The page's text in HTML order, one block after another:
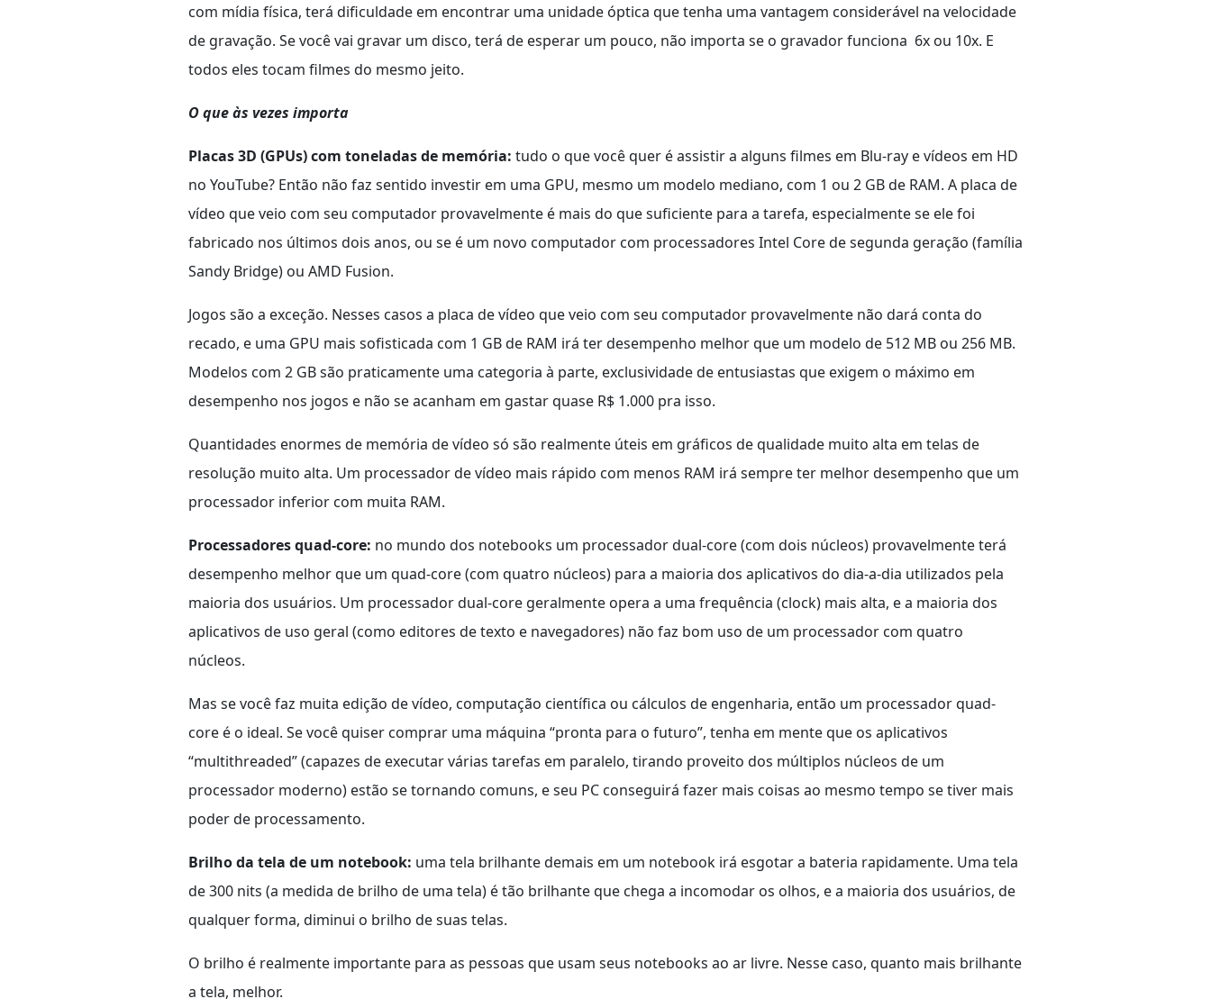
com mídia física, terá dificuldade em encontrar uma unidade óptica que tenha uma vantagem considerável na velocidade
de gravação. Se você vai gravar um disco, terá de esperar um pouco, não importa se o gravador funciona 6x ou 10x. E
todos eles tocam filmes do mesmo jeito.
O que às vezes importa
Placas 3D (GPUs) com toneladas de memória: tudo o que você quer é assistir a alguns filmes em Blu-ray e vídeos em HD
no YouTube? Então não faz sentido investir em uma GPU, mesmo um modelo mediano, com 1 ou 2 GB de RAM. A placa de
vídeo que veio com seu computador provavelmente é mais do que suficiente para a tarefa, especialmente se ele foi
fabricado nos últimos dois anos, ou se é um novo computador com processadores Intel Core de segunda geração (família
Sandy Bridge) ou AMD Fusion.
Jogos são a exceção. Nesses casos a placa de vídeo que veio com seu computador provavelmente não dará conta do
recado, e uma GPU mais sofisticada com 1 GB de RAM irá ter desempenho melhor que um modelo de 512 MB ou 256 MB.
Modelos com 2 GB são praticamente uma categoria à parte, exclusividade de entusiastas que exigem o máximo em
desempenho nos jogos e não se acanham em gastar quase R$ 1.000 pra isso.
Quantidades enormes de memória de vídeo só são realmente úteis em gráficos de qualidade muito alta em telas de
resolução muito alta. Um processador de vídeo mais rápido com menos RAM irá sempre ter melhor desempenho que um
processador inferior com muita RAM.
Processadores quad-core: no mundo dos notebooks um processador dual-core (com dois núcleos) provavelmente terá
desempenho melhor que um quad-core (com quatro núcleos) para a maioria dos aplicativos do dia-a-dia utilizados pela
maioria dos usuários. Um processador dual-core geralmente opera a uma frequência (clock) mais alta, e a maioria dos
aplicativos de uso geral (como editores de texto e navegadores) não faz bom uso de um processador com quatro
núcleos.
Mas se você faz muita edição de vídeo, computação científica ou cálculos de engenharia, então um processador quad-
core é o ideal. Se você quiser comprar uma máquina “pronta para o futuro”, tenha em mente que os aplicativos
“multithreaded” (capazes de executar várias tarefas em paralelo, tirando proveito dos múltiplos núcleos de um
processador moderno) estão se tornando comuns, e seu PC conseguirá fazer mais coisas ao mesmo tempo se tiver mais
poder de processamento.
Brilho da tela de um notebook: uma tela brilhante demais em um notebook irá esgotar a bateria rapidamente. Uma tela
de 300 nits (a medida de brilho de uma tela) é tão brilhante que chega a incomodar os olhos, e a maioria dos usuários, de
qualquer forma, diminui o brilho de suas telas.
O brilho é realmente importante para as pessoas que usam seus notebooks ao ar livre. Nesse caso, quanto mais brilhante
a tela, melhor.